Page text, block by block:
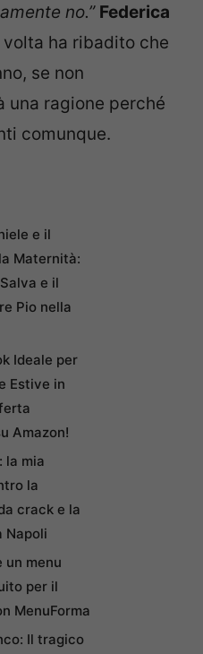
no.” Federica
volta ha ribadito che
se non
una ragione perché
comunque.
e il
Maternità:
e il
Pio nella
Ideale per
Estive in
Amazon!
la mia
la
crack e la
Napoli
un menu
per il
MenuForma
Il tragico